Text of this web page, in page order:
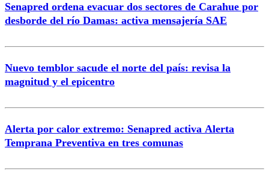
Correo
Senapred ordena evacuar dos sectores de Carahue por
desborde del río Damas: activa mensajería SAE
Nuevo temblor sacude el norte del país: revisa la
magnitud y el epicentro
Alerta por calor extremo: Senapred activa Alerta
Temprana Preventiva en tres comunas